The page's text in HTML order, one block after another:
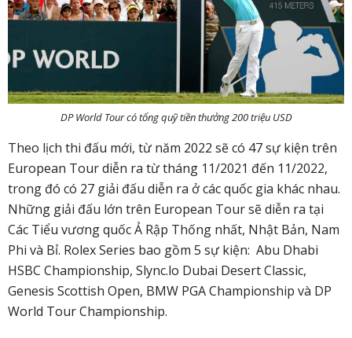
DP World Tour có tổng quỹ tiền thưởng 200 triệu USD
Theo lịch thi đấu mới, từ năm 2022 sẽ có 47 sự kiện trên
European Tour diễn ra từ tháng 11/2021 đến 11/2022,
trong đó có 27 giải đấu diễn ra ở các quốc gia khác nhau.
Những giải đấu lớn trên European Tour sẽ diễn ra tại
Các Tiểu vương quốc Ả Rập Thống nhất, Nhật Bản, Nam
Phi và Bỉ. Rolex Series bao gồm 5 sự kiện: Abu Dhabi
HSBC Championship, Slync.lo Dubai Desert Classic,
Genesis Scottish Open, BMW PGA Championship và DP
World Tour Championship.